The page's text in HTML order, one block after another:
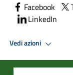
Facebook
LinkedIn
Vedi azioni